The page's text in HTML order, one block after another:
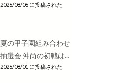
2026/08/06 に投稿された
夏の甲子園組み合わせ
抽選会 沖尚の初戦は...
2026/08/01 に投稿された